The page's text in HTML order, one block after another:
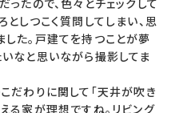
しつこく質問してしまい、思
た。戸建てを持つことが夢
なと思いながら撮影してま
だわりに関して「天井が吹き
る家が理想ですね。リビング